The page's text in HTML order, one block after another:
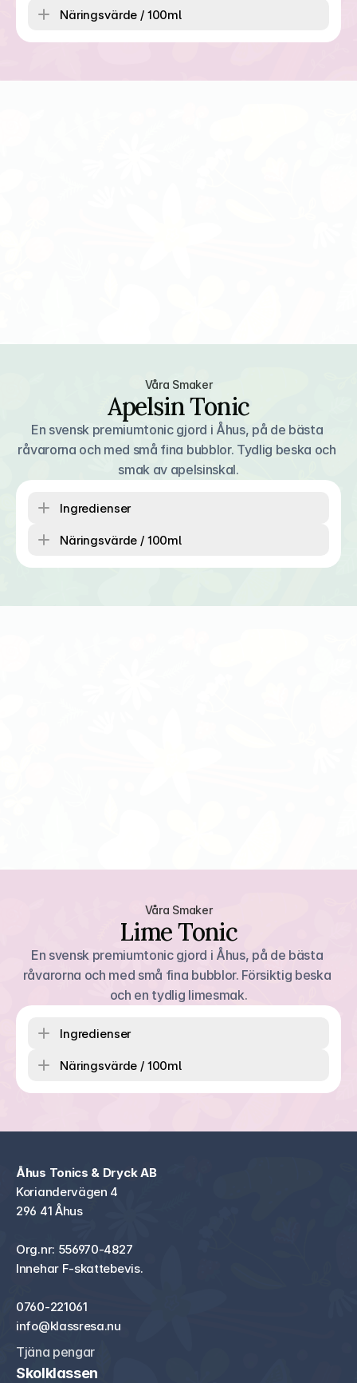
Näringsvärde / 100ml
Våra Smaker
Apelsin Tonic
En svensk premiumtonic gjord i Åhus, på de bästa
råvarorna och med små fina bubblor. Tydlig beska och
smak av apelsinskal.
Ingredienser
Näringsvärde / 100ml
Våra Smaker
Lime Tonic
En svensk premiumtonic gjord i Åhus, på de bästa
råvarorna och med små fina bubblor. Försiktig beska
och en tydlig limesmak.
Ingredienser
Näringsvärde / 100ml
Åhus Tonics & Dryck AB
Koriandervägen 4
296 41 Åhus
Org.nr: 556970-4827
Innehar F-skattebevis.
0760-221061
info@klassresa.nu
Tjäna pengar
Skolklassen